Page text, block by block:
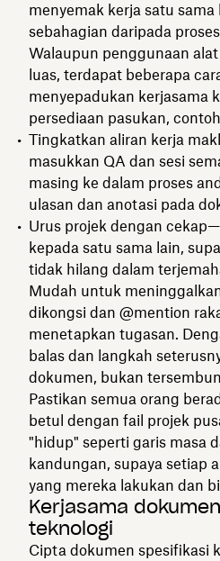
menyemak kerja satu sama
sebahagian daripada
Walaupun penggunaan
luas, terdapat beberapa
menyepadukan kerjasama
persediaan pasukan,
Tingkatkan aliran kerja
masukkan QA dan sesi
masing ke dalam proses
ulasan dan anotasi pada
Urus projek dengan
kepada satu sama lain,
tidak hilang dalam
Mudah untuk
dikongsi dan @mention
menetapkan tugasan.
balas dan langkah
dokumen, bukan
Pastikan semua orang
betul dengan fail projek
"hidup" seperti garis masa
kandungan, supaya setiap
yang mereka lakukan dan
Kerjasama
teknologi
Cipta dokumen spesifikasi